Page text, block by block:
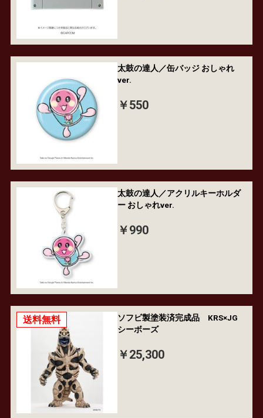
太鼓の達人／缶バッジ おしゃれ
ver.
￥550
太鼓の達人／アクリルキーホルダ
ー おしゃれver.
￥990
送料無料
ソフビ製塗装済完成品 KRS×JG
シーボーズ
￥25,300